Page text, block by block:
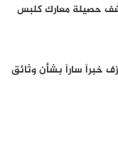
حصيلة معارك كلبس
خبراً ساراً بشأن وثائق